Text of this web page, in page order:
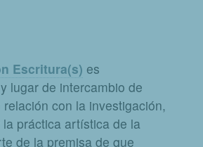
Escritura(s) es
lugar de intercambio de
con la investigación,
práctica artística de la
de la premisa de que